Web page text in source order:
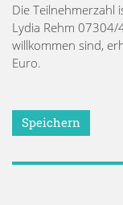
Die Teilnehmerzahl
Lydia Rehm 07304/
willkommen sind,
Euro.
Speichern